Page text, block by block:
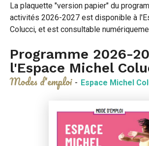
La plaquette "version papier" du
activités 2026-2027 est disponible à
Colucci, et est consultable
Programme 2026-
l'Espace Michel
Modes d'emploi - Espace Michel